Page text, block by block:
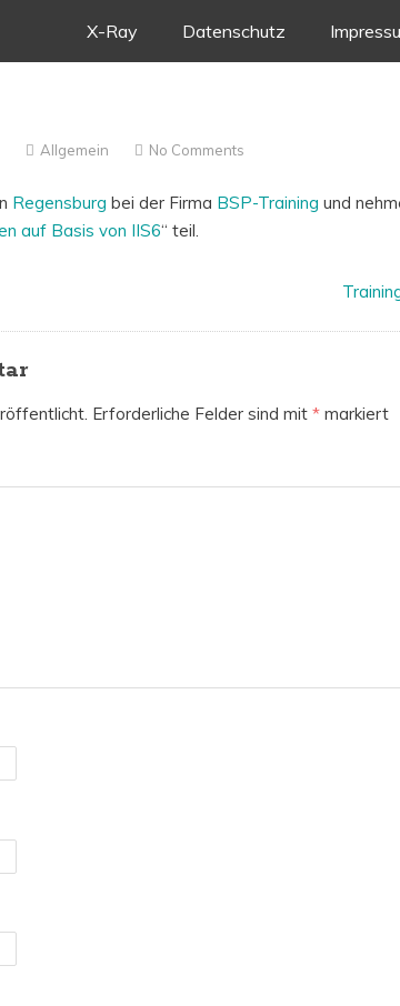
Skip
X-Ray Datenschutz
Allgemein No Comments
Regensburg bei der Firma BSP-Training und
auf Basis von IIS6“ teil.
Erforderliche Felder sind mit* markiert